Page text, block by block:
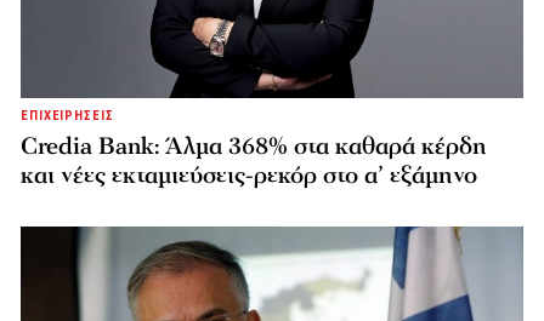
ΕΠΙΧΕΙΡΗΣΕΙΣ
Credia Bank: Άλμα 368% στα καθαρά κέρδη
και νέες εκταμιεύσεις-ρεκόρ στο α’ εξάμηνο